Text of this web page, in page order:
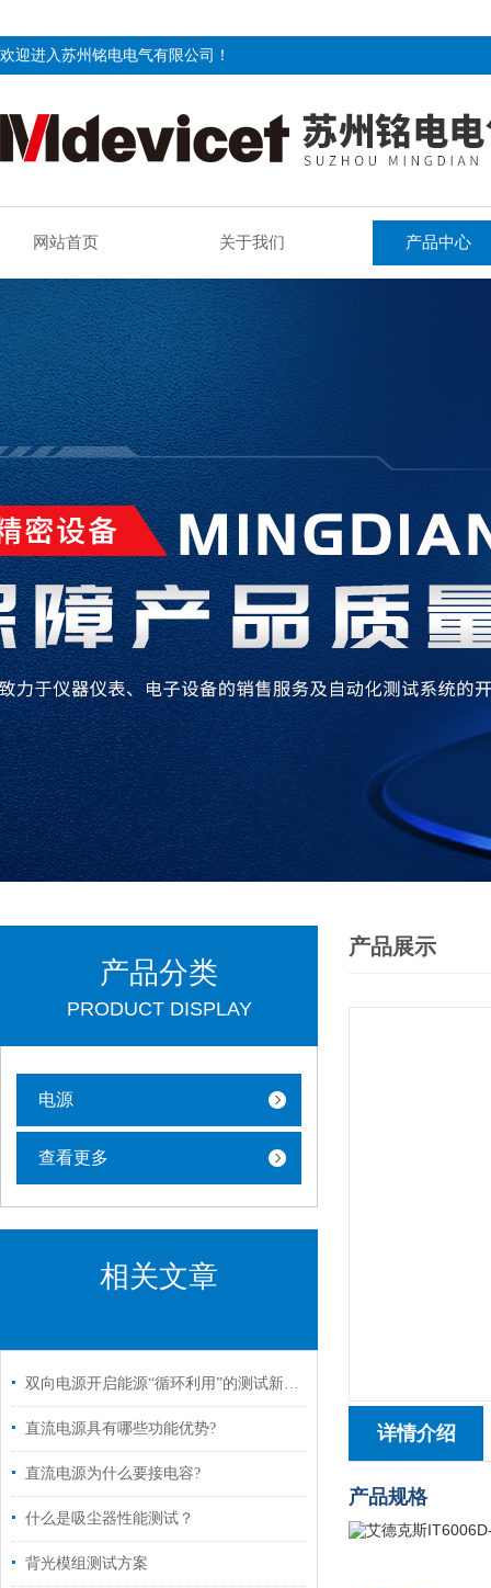
欢迎进入苏州铭电电气有限公司！
网站首页 关于我们 产品中心
产品分类
PRODUCT DISPLAY
电源
查看更多
相关文章
双向电源开启能源“循环利用”的测试新纪元
直流电源具有哪些功能优势?
直流电源为什么要接电容?
什么是吸尘器性能测试？
背光模组测试方案
产品展示
详情介绍
产品规格